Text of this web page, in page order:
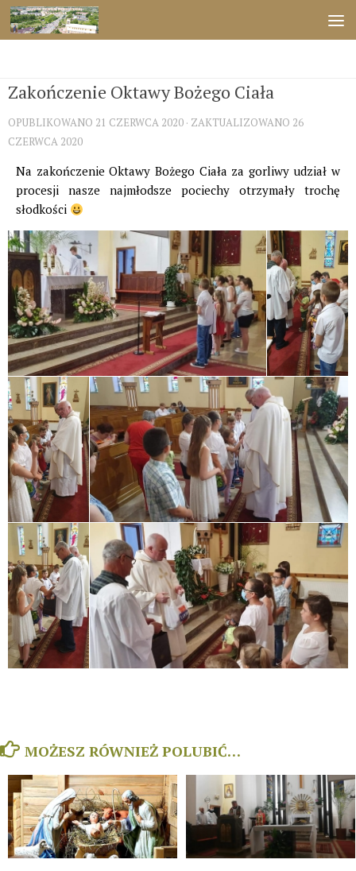
Przejdź do treści
Zakończenie Oktawy Bożego Ciała
OPUBLIKOWANO 21 CZERWCA 2020 · ZAKTUALIZOWANO 26
CZERWCA 2020
Na zakończenie Oktawy Bożego Ciała za gorliwy udział w
procesji nasze najmłodsze pociechy otrzymały trochę
słodkości
MOŻESZ RÓWNIEŻ POLUBIĆ…